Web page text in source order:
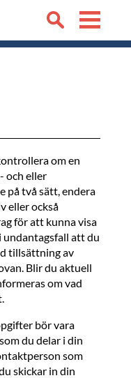
om en
och eller
på två sätt, endera
eller också
för att kunna visa
undantagsfall att du
tillsättning av
Blir du aktuell
om vad
bör vara
du delar i din
som
skickar in din